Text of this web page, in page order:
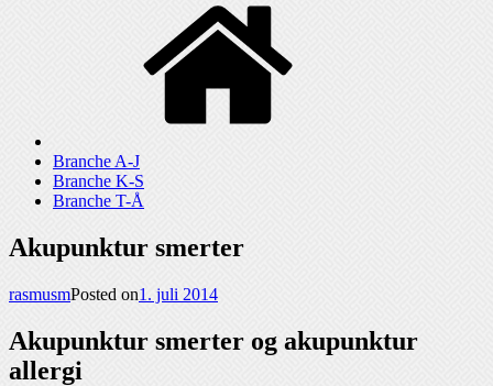
Branche A-J
Branche K-S
Branche T-Å
Akupunktur smerter
rasmusmPosted on1. juli 2014
Akupunktur smerter og akupunktur
allergi